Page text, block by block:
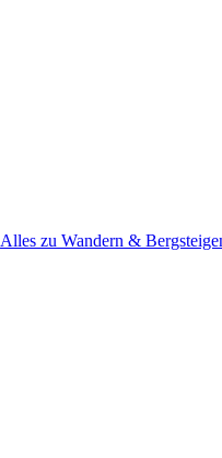
Alles zu Wandern &